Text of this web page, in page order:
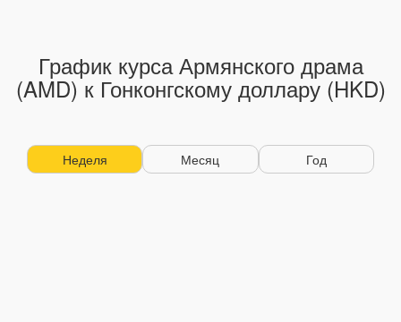
График курса Армянского драма
(AMD) к Гонконгскому доллару (HKD)
Неделя Месяц Год